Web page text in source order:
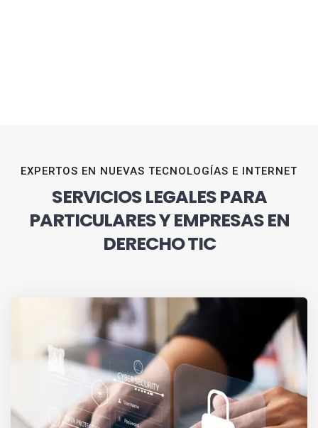
EXPERTOS EN NUEVAS TECNOLOGÍAS E INTERNET
SERVICIOS LEGALES PARA
PARTICULARES Y EMPRESAS EN
DERECHO TIC